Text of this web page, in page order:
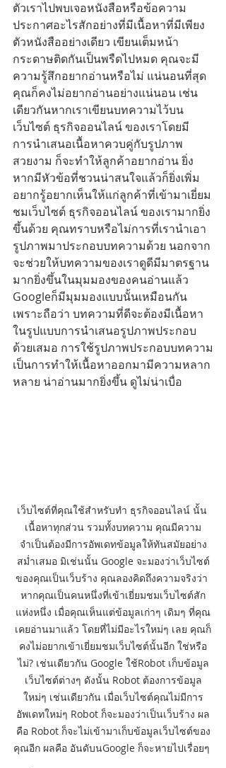
ตัวเราไปพบเจอหนังสือหรือข้อความ
ประกาศอะไรสักอย่างที่มีเนื้อหาที่มีเพียง
ตัวหนังสืออย่างเดียว เขียนเต็มหน้า
กระดาษติดกันเป็นพรืดไปหมด คุณจะมี
ความรู้สึกอยากอ่านหรือไม่ แน่นอนที่สุด
คุณก็คงไม่อยากอ่านอย่างแน่นอน เช่น
เดียวกันหากเราเขียนบทความไว้บน
เว็บไซต์ ธุรกิจออนไลน์ ของเราโดยมี
การนำเสนอเนื้อหาควบคู่กับรูปภาพ
สวยงาม ก็จะทำให้ลูกค้าอยากอ่าน ยิ่ง
หากมีหัวข้อที่ชวนน่าสนใจแล้วก็ยิ่งเพิ่ม
อยากรู้อยากเห็นให้แก่ลูกค้าที่เข้ามาเยี่ยม
ชมเว็บไซต์ ธุรกิจออนไลน์ ของเรามากยิ่ง
ขึ้นด้วย คุณทราบหรือไม่การที่เรานำเอา
รูปภาพมาประกอบบทความด้วย นอกจาก
จะช่วยให้บทความของเราดูดีมีมาตรฐาน
มากยิ่งขึ้นในมุมมองของคนอ่านแล้ว
Googleก็มีมุมมองแบบนั้นเหมือนกัน
เพราะถือว่า บทความที่ดีจะต้องมีเนื้อหา
ในรูปแบบการนำเสนอรูปภาพประกอบ
ด้วยเสมอ การใช้รูปภาพประกอบบทความ
เป็นการทำให้เนื้อหาออกมามีความหลาก
หลาย น่าอ่านมากยิ่งขึ้น ดูไม่น่าเบื่อ
เว็บไซต์ที่คุณใช้สำหรับทำ ธุรกิจออนไลน์ นั้น
เนื้อหาทุกส่วน รวมทั้งบทความ คุณมีความ
จำเป็นต้องมีการอัพเดทข้อมูลให้ทันสมัยอย่าง
สม่ำเสมอ มิเช่นนั้น Google จะมองว่าเว็บไซต์
ของคุณเป็นเว็บร้าง คุณลองคิดถึงความจริงว่า
หากคุณเป็นคนหนึ่งที่เข้าเยี่ยมชมเว็บไซต์สัก
แห่งหนึ่ง เมื่อคุณเห็นแต่ข้อมูลเก่าๆ เดิมๆ ที่คุณ
เคยอ่านมาแล้ว โดยที่ไม่มีอะไรใหม่ๆ เลย คุณก็
คงไม่อยากเข้าเยี่ยมชมเว็บไซต์นั้นอีก ใช่หรือ
ไม่? เช่นเดียวกัน Google ใช้Robot เก็บข้อมูล
เว็บไซต์ต่างๆ ดังนั้น Robot ต้องการข้อมูล
ใหม่ๆ เช่นเดียวกัน เมื่อเว็บไซต์คุณไม่มีการ
อัพเดทใหม่ๆ Robot ก็จะมองว่าเป็นเว็บร้าง ผล
คือ Robot ก็จะไม่เข้ามาเก็บข้อมูลเว็บไซต์ของ
คุณอีก ผลคือ อันดับนGoogle ก็จะหายไปเรื่อยๆ